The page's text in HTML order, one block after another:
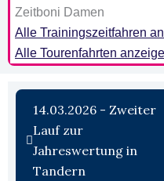
Zeitboni Damen
Alle Trainingszeitfahren
Alle Tourenfahrten
14.03.2026 - Zweiter
Lauf zur
Jahreswertung in
Tandern